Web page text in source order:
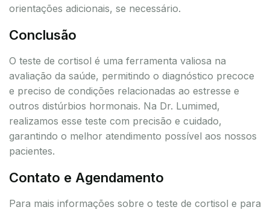
orientações adicionais, se necessário.
Conclusão
O teste de cortisol é uma ferramenta valiosa na
avaliação da saúde, permitindo o diagnóstico precoce
e preciso de condições relacionadas ao estresse e
outros distúrbios hormonais. Na Dr. Lumimed,
realizamos esse teste com precisão e cuidado,
garantindo o melhor atendimento possível aos nossos
pacientes.
Contato e Agendamento
Para mais informações sobre o teste de cortisol e para